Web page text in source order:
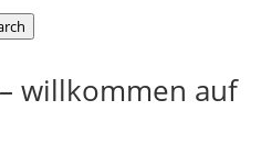
willkommen auf